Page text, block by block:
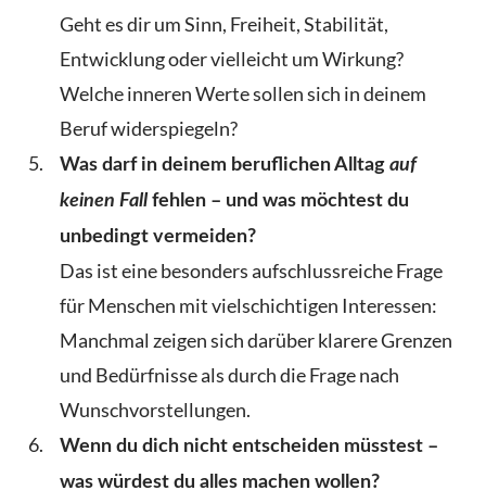
Geht es dir um Sinn, Freiheit, Stabilität,
Entwicklung oder vielleicht um Wirkung?
Welche inneren Werte sollen sich in deinem
Beruf widerspiegeln?
Was darf in deinem beruflichen Alltag auf
keinen Fall fehlen – und was möchtest du
unbedingt vermeiden?
Das ist eine besonders aufschlussreiche Frage
für Menschen mit vielschichtigen Interessen:
Manchmal zeigen sich darüber klarere Grenzen
und Bedürfnisse als durch die Frage nach
Wunschvorstellungen.
Wenn du dich nicht entscheiden müsstest –
was würdest du alles machen wollen?